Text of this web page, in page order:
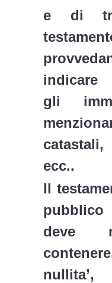
e di
indicare
gli
ecc..
Il
deve